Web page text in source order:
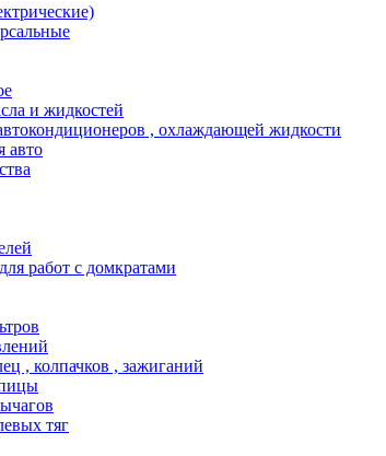
и жидкостей
, охлаждающей жидкости
авто
работ с домкратами
, колпачков , зажиганий
тяг